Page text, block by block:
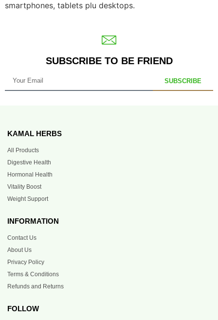
smartphones, tablets plu desktops.
SUBSCRIBE TO BE FRIEND
SUBSCRIBE
KAMAL HERBS
All Products
Digestive Health
Hormonal Health
Vitality Boost
Weight Support
INFORMATION
Contact Us
About Us
Privacy Policy
Terms & Conditions
Refunds and Returns
FOLLOW